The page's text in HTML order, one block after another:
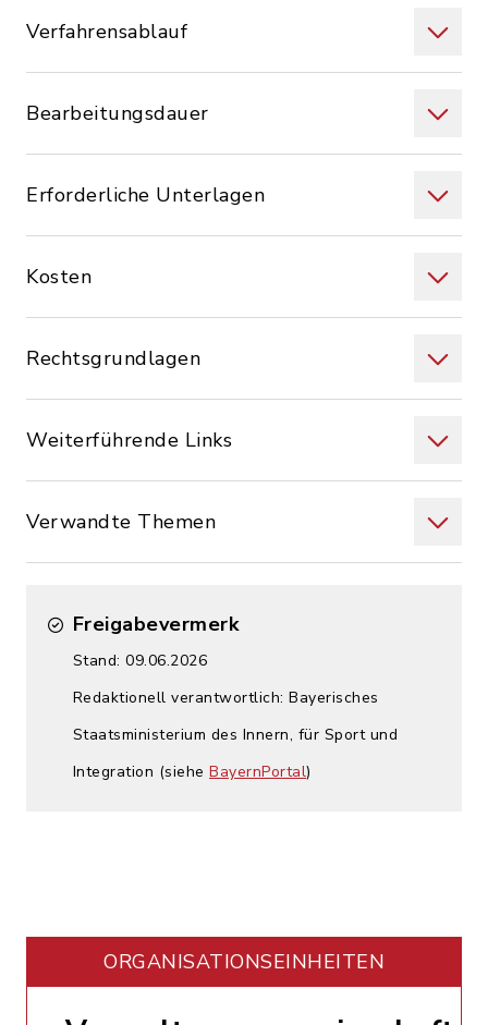
Verfahrensablauf
Bearbeitungsdauer
Erforderliche Unterlagen
Kosten
Rechtsgrundlagen
Weiterführende Links
Verwandte Themen
Freigabevermerk
Stand: 09.06.2026
Redaktionell verantwortlich: Bayerisches
Staatsministerium des Innern, für Sport und
Integration (siehe BayernPortal)
ORGANISATIONS­EINHEITEN